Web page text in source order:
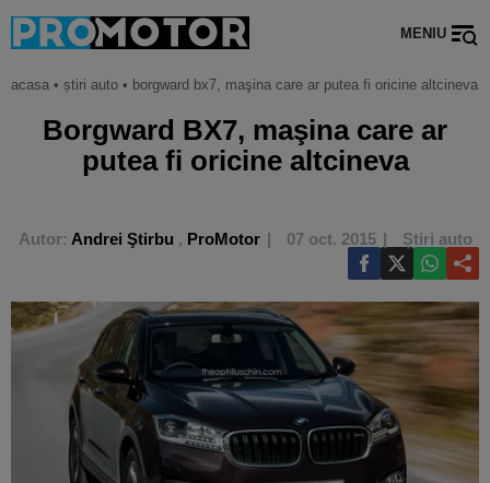
MENIU
acasa • știri auto • borgward bx7, maşina care ar putea fi oricine altcineva
Borgward BX7, maşina care ar
putea fi oricine altcineva
Autor: Andrei Ştirbu , ProMotor 07 oct. 2015 Știri auto